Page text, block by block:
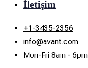
İletişim
+1-3435-2356
info@avant.com
Mon-Fri 8am - 6pm